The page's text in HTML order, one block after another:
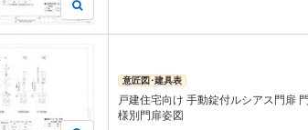
意匠図･建具表
戸建住宅向け 手動錠付ルシアス門扉
様別門扉姿図